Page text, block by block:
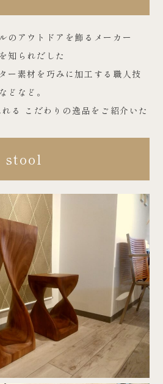
のアウトドアを飾るメーカー
知られだした
ー素材を巧みに加工する職人技
どなど。
る こだわりの逸品をご紹介いた